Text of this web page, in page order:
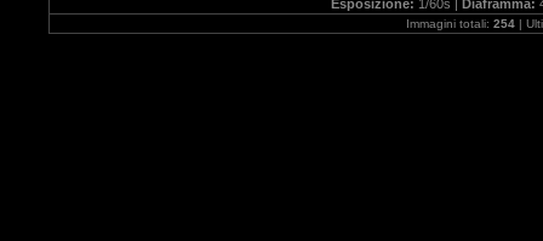
Esposizione: 1/60s | Diaframma:
Immagini totali: 254 |